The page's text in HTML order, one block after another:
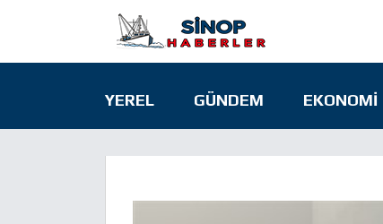
YEREL GÜNDEM EKONOMI